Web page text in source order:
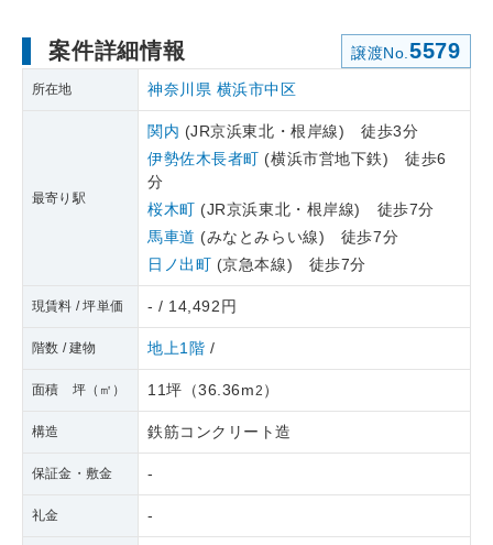
案件詳細情報 譲渡No. 5579
所在地 神奈川県 横浜市中区
最寄り駅
関内 (JR京浜東北・根岸線) 徒歩3分
伊勢佐木長者町 (横浜市営地下鉄) 徒歩6
分
桜木町 (JR京浜東北・根岸線) 徒歩7分
馬車道 (みなとみらい線) 徒歩7分
日ノ出町 (京急本線) 徒歩7分
現賃料 / 坪単価 - / 14,492円
階数 / 建物 地上1階 /
面積 坪（㎡） 11坪 （36.36m2 ）
構造 鉄筋コンクリート造
保証金・敷金 -
礼金 -